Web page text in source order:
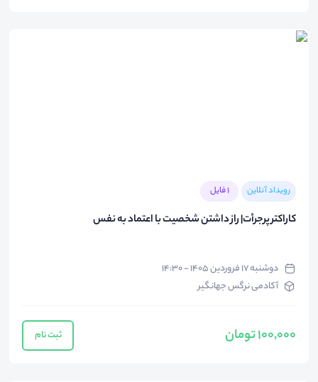
رویداد آنلاین 1 فایل
کاراکتر پرجرأت| راز داشتن شخصیت با اعتماد به نفس
دوشنبه ۱۷ فروردین ۱۴۰۵ - ۱۴:۳۰
آکادمی نرگس جهانگیر
100,000 تومان ثبت نام